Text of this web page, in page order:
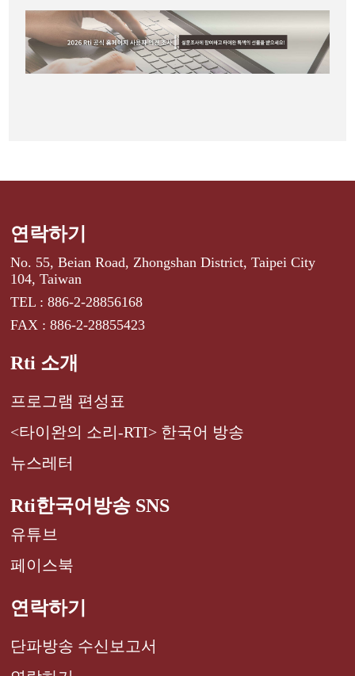
연락하기
No. 55, Beian Road, Zhongshan District, Taipei City
104, Taiwan
TEL : 886-2-28856168
FAX : 886-2-28855423
Rti 소개
프로그램 편성표
<타이완의 소리-RTI> 한국어 방송
뉴스레터
Rti한국어방송 SNS
유튜브
페이스북
연락하기
단파방송 수신보고서